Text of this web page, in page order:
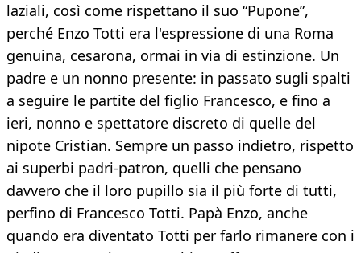
laziali, così come rispettano il suo “Pupone”,
perché Enzo Totti era l'espressione di una Roma
genuina, cesarona, ormai in via di estinzione. Un
padre e un nonno presente: in passato sugli spalti
a seguire le partite del figlio Francesco, e fino a
ieri, nonno e spettatore discreto di quelle del
nipote Cristian. Sempre un passo indietro, rispetto
ai superbi padri-patron, quelli che pensano
davvero che il loro pupillo sia il più forte di tutti,
perfino di Francesco Totti. Papà Enzo, anche
quando era diventato Totti per farlo rimanere con i